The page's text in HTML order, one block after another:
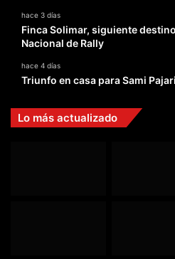
hace 3 días
Finca Solimar, siguiente
Nacional de Rally
hace 4 días
Triunfo en casa para Sami Pajari
Lo más actualizado